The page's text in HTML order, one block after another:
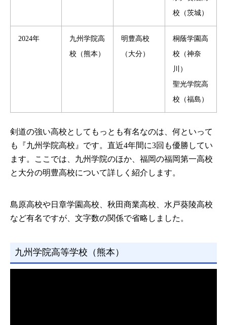
校（茨城）
2024年
九州学院高
校（熊本）
明豊高校
（大分）
桐蔭学園高
校（神奈
川）
聖光学院高
校（福島）
剣道の強い高校としてもっとも有名なのは、何といって
も『九州学院高校』です。直近4年間に3回も優勝してい
ます。ここでは、九州学院のほか、福岡の福岡第一高校
と大分の明豊高校について詳しく紹介します。
島原高校や日章学園高校、秋田商業高校、水戸葵陵高校
など有名ですが、文字数の関係で省略しました。
九州学院高等学校（熊本）